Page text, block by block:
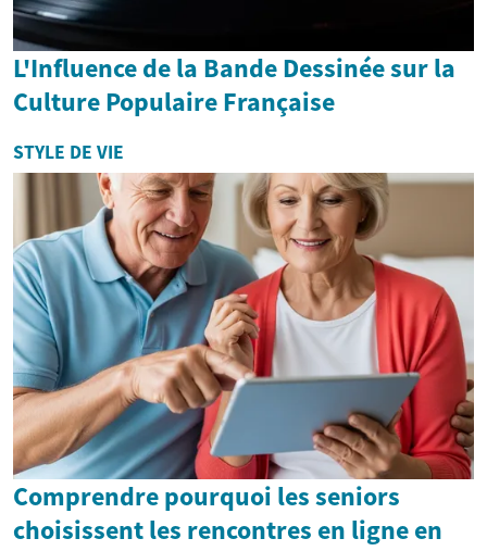
L'Influence de la Bande Dessinée sur la
Culture Populaire Française
STYLE DE VIE
Comprendre pourquoi les seniors
choisissent les rencontres en ligne en